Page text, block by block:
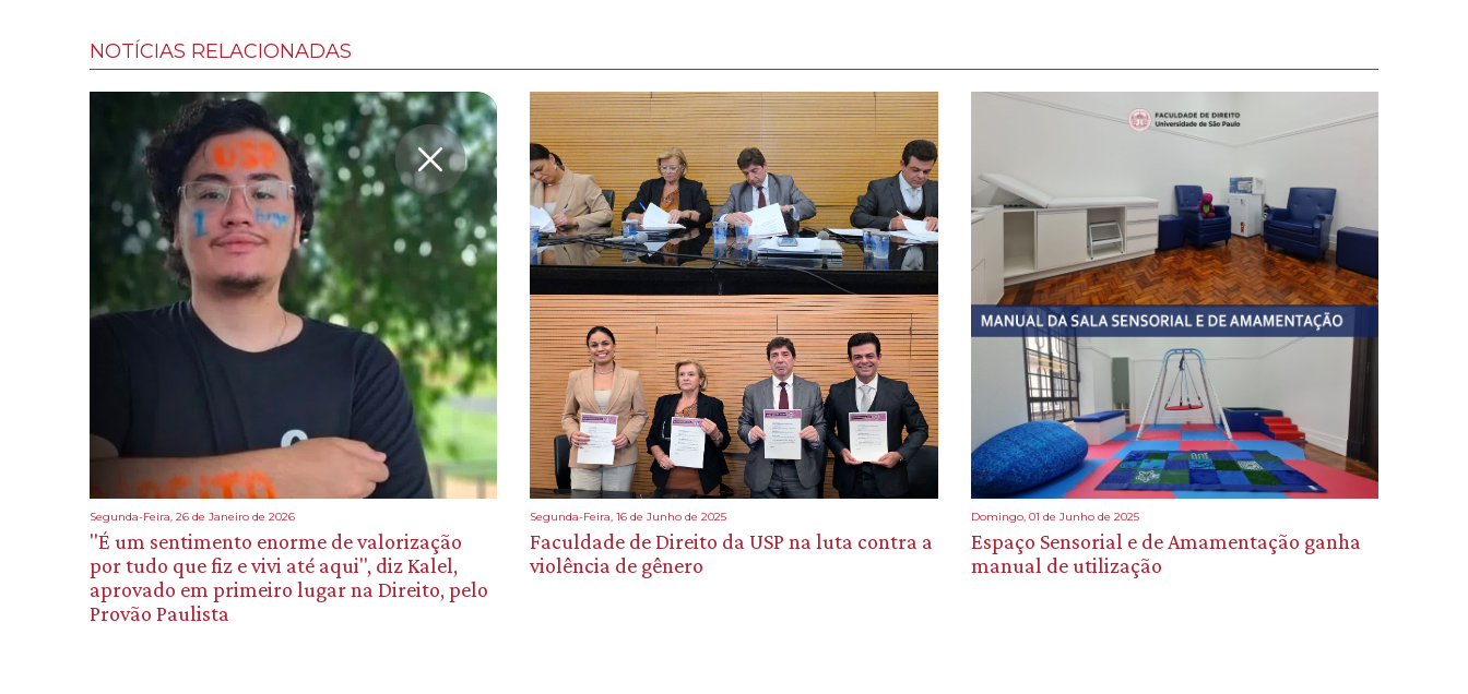
NOTÍCIAS RELACIONADAS
Segunda-Feira, 26 de Janeiro de 2026
"É um sentimento enorme de valorização
por tudo que fiz e vivi até aqui", diz Kalel,
aprovado em primeiro lugar na Direito, pelo
Provão Paulista
Segunda-Feira, 16 de Junho de 2025
Faculdade de Direito da USP na luta contra a
violência de gênero
Domingo, 01 de Junho de 2025
Espaço Sensorial e de Amamentação ganha
manual de utilização